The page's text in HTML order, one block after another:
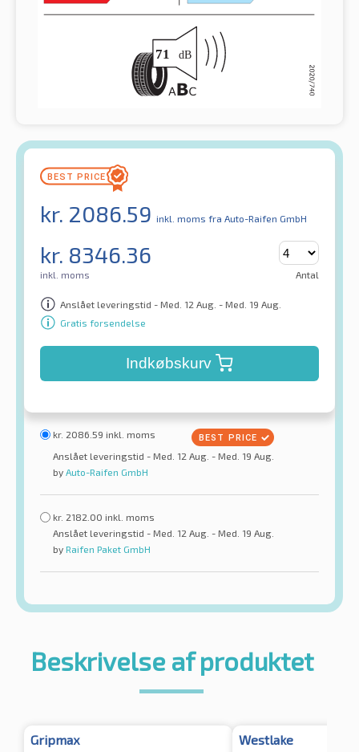
kr. 2086.59 inkl. moms fra Auto-Raifen GmbH
kr. 8346.36
inkl. moms Antal
Anslået leveringstid - Med. 12 Aug. - Med. 19 Aug.
Gratis forsendelse
Indkøbskurv
kr. 2086.59 inkl. moms
Anslået leveringstid - Med. 12 Aug. - Med. 19 Aug.
by Auto-Raifen GmbH
kr. 2182.00 inkl. moms
Anslået leveringstid - Med. 12 Aug. - Med. 19 Aug.
by Raifen Paket GmbH
Beskrivelse af produktet
Gripmax Westlake